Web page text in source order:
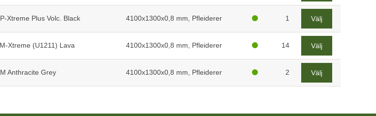
Xtreme Plus Volc. Black 4100x1300x0,8 mm, Pfleiderer 1 Välj
Xtreme (U1211) Lava 4100x1300x0,8 mm, Pfleiderer 14 Välj
Anthracite Grey 4100x1300x0,8 mm, Pfleiderer 2 Välj